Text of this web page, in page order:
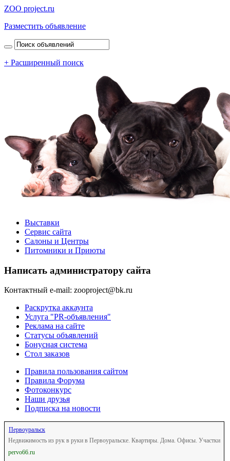
ZOO project.ru
Разместить объявление
+ Расширенный поиск
Выставки
Сервис сайта
Салоны и Центры
Питомники и Приюты
Написать администратору сайта
Контактный e-mail: zooproject@bk.ru
Раскрутка аккаунта
Услуга "PR-объявления"
Реклама на сайте
Статусы объявлений
Бонусная система
Стол заказов
Правила пользования сайтом
Правила Форума
Фотоконкурс
Наши друзья
Подписка на новости
Первоуральск
Недвижимость из рук в руки в Первоуральске. Квартиры. Дома. Офисы. Участки
pervo66.ru